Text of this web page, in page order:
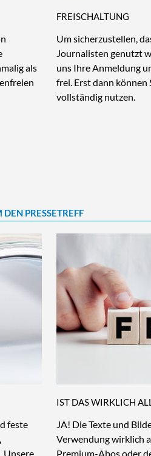
als
FREISCHALTUNG
Um sicherzustellen,
Journalisten genutzt
uns Ihre Anmeldung
frei. Erst dann können
vollständig nutzen.
PRESSETREFF
feste
Unsere
IST DAS WIRKLICH
JA! Die Texte und
Verwendung wirklich
Premium-Abos oder